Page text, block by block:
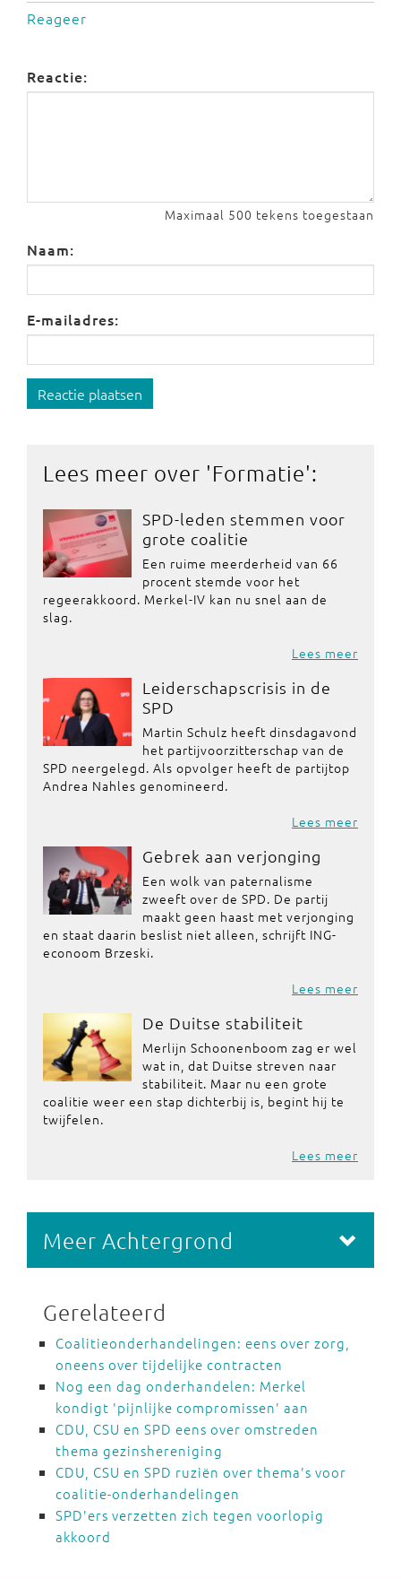
Reageer
Reactie:
Maximaal 500 tekens toegestaan
Naam:
E-mailadres:
Reactie plaatsen
Lees meer over 'Formatie':
SPD-leden stemmen voor
grote coalitie
Een ruime meerderheid van 66
procent stemde voor het
regeerakkoord. Merkel-IV kan nu snel aan de
slag.
Lees meer
Leiderschapscrisis in de
SPD
Martin Schulz heeft dinsdagavond
het partijvoorzitterschap van de
SPD neergelegd. Als opvolger heeft de partijtop
Andrea Nahles genomineerd.
Lees meer
Gebrek aan verjonging
Een wolk van paternalisme
zweeft over de SPD. De partij
maakt geen haast met verjonging
en staat daarin beslist niet alleen, schrijft ING-
econoom Brzeski.
Lees meer
De Duitse stabiliteit
Merlijn Schoonenboom zag er wel
wat in, dat Duitse streven naar
stabiliteit. Maar nu een grote
coalitie weer een stap dichterbij is, begint hij te
twijfelen.
Lees meer
Meer Achtergrond
Gerelateerd
Coalitieonderhandelingen: eens over zorg,
oneens over tijdelijke contracten
Nog een dag onderhandelen: Merkel
kondigt 'pijnlijke compromissen' aan
CDU, CSU en SPD eens over omstreden
thema gezinshereniging
CDU, CSU en SPD ruziën over thema's voor
coalitie-onderhandelingen
SPD'ers verzetten zich tegen voorlopig
akkoord